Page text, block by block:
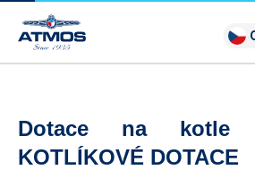
Dotace na kotle
KOTLÍKOVÉ DOTACE